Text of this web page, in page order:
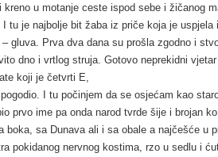
u motanje ceste ispod sebe i žičanog
tu je najbolje bit žaba iz priče koja je uspjela
gluva. Prva dva dana su prošla zgodno i
dno i vrtlog struja. Gotovo neprekidni
koji je četvrti E,
I tu počinjem da se osjećam kao
prvo ime pa onda narod tvrde šije i brojan ko
boka, sa Dunava ali i sa obale a najčešće u
pokidanog nervnog kostima, rzo u sedlu i